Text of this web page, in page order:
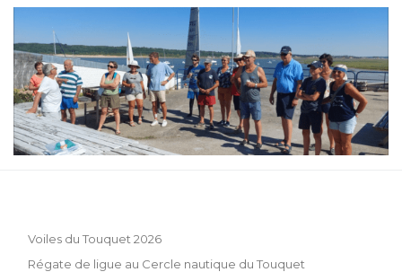
Voiles du Touquet 2026
Régate de ligue au Cercle nautique du Touquet